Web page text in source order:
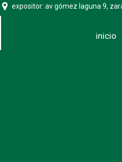
expositor: av gómez laguna 9,
inicio